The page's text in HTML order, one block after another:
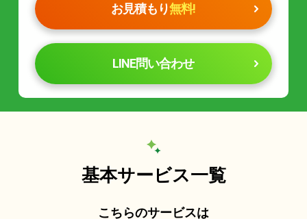
お見積もり無料!
LINE問い合わせ
基本サービス一覧
こちらのサービスは